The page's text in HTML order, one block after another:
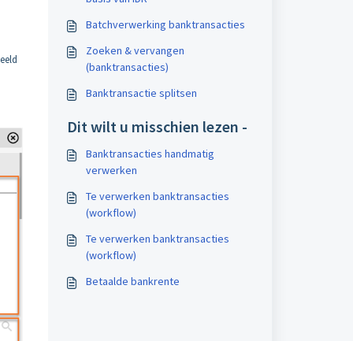
Batchverwerking banktransacties
Zoeken & vervangen
(banktransacties)
Banktransactie splitsen
Dit wilt u misschien lezen -
Banktransacties handmatig
verwerken
Te verwerken banktransacties
(workflow)
Te verwerken banktransacties
(workflow)
Betaalde bankrente